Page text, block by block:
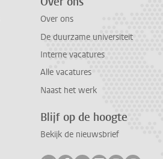
Over ons
De duurzame universiteit
Interne vacatures
Alle vacatures
Naast het werk
Blijf op de hoogte
Bekijk de nieuwsbrief